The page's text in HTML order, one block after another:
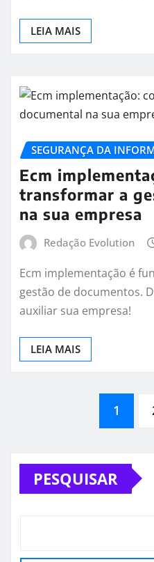
LEIA MAIS
SEGURANÇA DA
Ecm
transformar a
na sua empresa
Redação Evolution
Ecm implementação é
gestão de documentos.
auxiliar sua empresa!
LEIA MAIS
Paginação
de
posts
1
PESQUISAR